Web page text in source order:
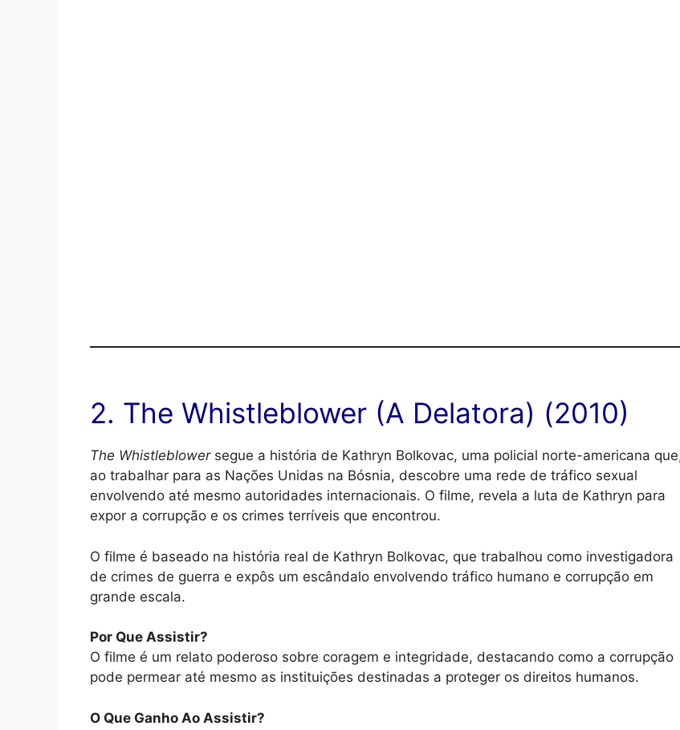
2. The Whistleblower (A Delatora) (2010)
The Whistleblowersegue a história de Kathryn Bolkovac, uma policial norte-americana
ao trabalhar para as Nações Unidas na Bósnia, descobre uma rede de tráfico sexual
envolvendo até mesmo autoridades internacionais. O filme, revela a luta de Kathryn para
expor a corrupção e os crimes terríveis que encontrou.
O filme é baseado na história real de Kathryn Bolkovac, que trabalhou como investigadora
de crimes de guerra e expôs um escândalo envolvendo tráfico humano e corrupção em
grande escala.
Por Que Assistir?
O filme é um relato poderoso sobre coragem e integridade, destacando como a corrupção
pode permear até mesmo as instituições destinadas a proteger os direitos humanos.
O Que Ganho Ao Assistir?